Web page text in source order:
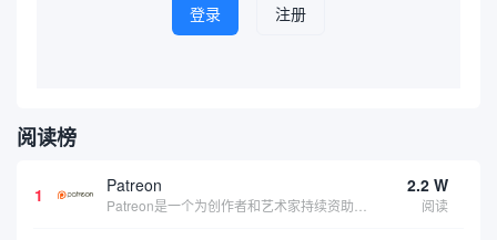
登录 注册
阅读榜
1 Patreon 2.2 W
阅读